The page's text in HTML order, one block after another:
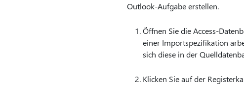
Outlook-Aufgabe erstellen.
Öffnen Sie die Access-
einer Importspezifikation
sich diese in der
Klicken Sie auf der